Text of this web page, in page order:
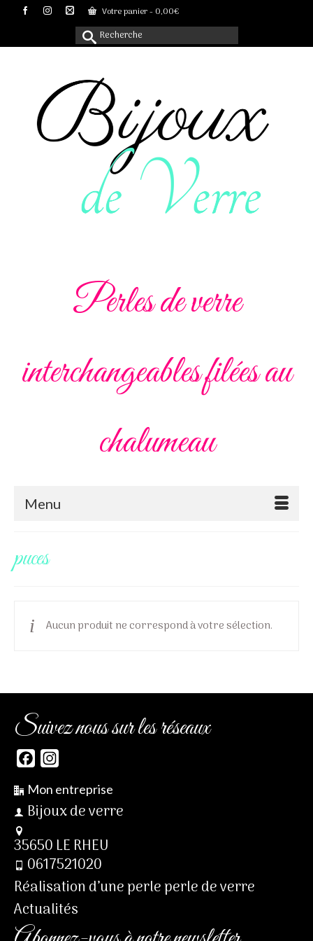
Votre panier- 0,00€
Rechercher :
Perles de verre
interchangeables filées au
chalumeau
Menu
puces
Aucun produit ne correspond à votre sélection.
Suivez nous sur les réseaux
Facebook
Mon entreprise
Bijoux de verre
35650 LE RHEU
0617521020
Réalisation d’une perle perle de verre
Actualités